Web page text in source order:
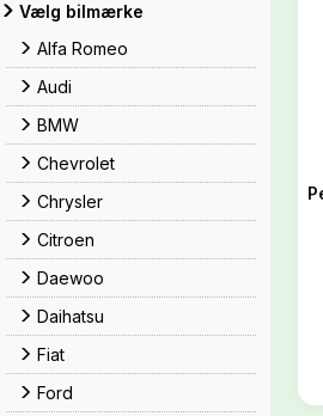
Vælg bilmærke
Alfa Romeo
Audi
BMW
Chevrolet
Chrysler
Citroen
Daewoo
Daihatsu
Fiat
Ford